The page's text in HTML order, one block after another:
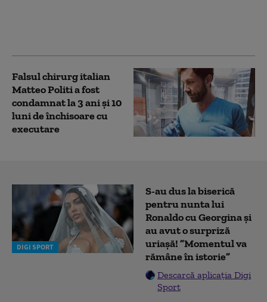
Falsul chirurg italian
Matteo Politi a fost
condamnat la 3 ani şi 10
luni de închisoare cu
executare
DIGI SPORT
S-au dus la biserică
pentru nunta lui
Ronaldo cu Georgina și
au avut o surpriză
uriașă! ”Momentul va
rămâne în istorie”
Descarcă aplicația Digi
Sport